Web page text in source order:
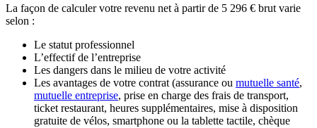
La façon de calculer votre revenu net à partir de 5 296 € brut varie
selon :
Le statut professionnel
L’effectif de l’entreprise
Les dangers dans le milieu de votre activité
Les avantages de votre contrat (assurance ou mutuelle santé,
mutuelle entreprise, prise en charge des frais de transport,
ticket restaurant, heures supplémentaires, mise à disposition
gratuite de vélos, smartphone ou la tablette tactile, chèque